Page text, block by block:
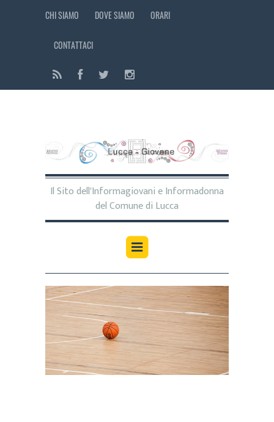
CHI SIAMO DOVE SIAMO ORARI
CONTATTACI
Il Sito dell'Informagiovani e Informadonna
del Comune di Lucca